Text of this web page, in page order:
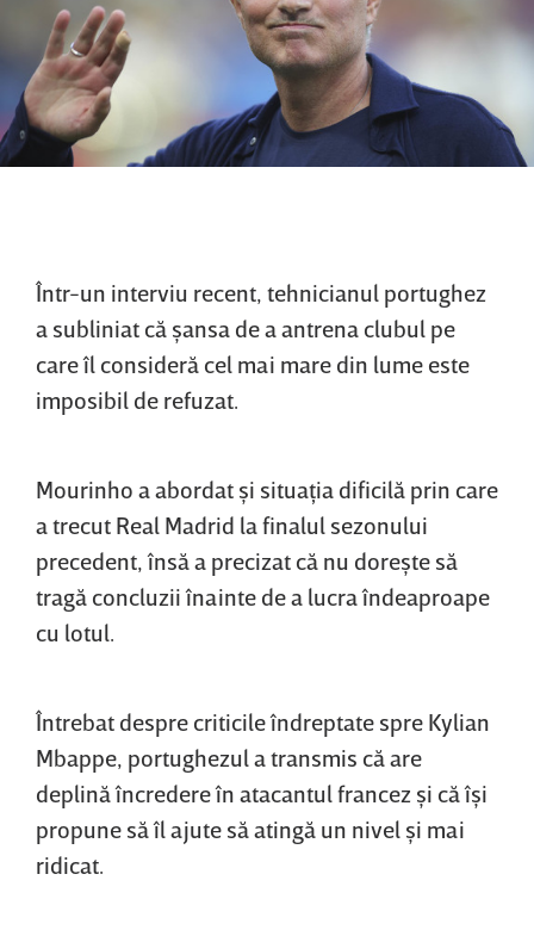
Într-un interviu recent, tehnicianul portughez
a subliniat că şansa de a antrena clubul pe
care îl consideră cel mai mare din lume este
imposibil de refuzat.
Mourinho a abordat şi situaţia dificilă prin care
a trecut Real Madrid la finalul sezonului
precedent, însă a precizat că nu doreşte să
tragă concluzii înainte de a lucra îndeaproape
cu lotul.
Întrebat despre criticile îndreptate spre Kylian
Mbappe, portughezul a transmis că are
deplină încredere în atacantul francez şi că îşi
propune să îl ajute să atingă un nivel şi mai
ridicat.